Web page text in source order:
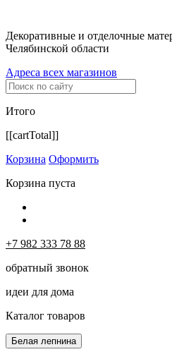
Декоративные и отделочные
Челябинской области
Адреса всех магазинов
Итого
[[cartTotal]]
Корзина Оформить
Корзина пуста
+7 982 333 78 88
обратный звонок
идеи для дома
Каталог товаров
Белая лепнина